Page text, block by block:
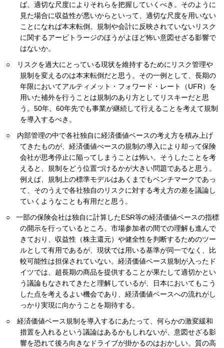
ば、適切な尺度によりそれらを把握していくべき。そのように
見た場合に収益性が悪いからといって、適切な尺度を用いない
ことになれば本末転倒。規制や会計に反映されていないリスク
に関するアービトラージのほうがよほど怖い意図せざる影響で
はないか。
リスクを過大にとっている現状を維持するためにリスク管理や
規制を変えるのは本末転倒だと思う。その一例として、長期の
年限においてアルティメット・フォワード・レート（UFR）を
用いた補外を行うことは規制のあり方としてリスキーだと思
う。50年、60年先でも事業が継続して行えることを考えて規制
を導入するべき。
内部管理の中で各社独自に経済価値ベースの考え方を積み上げ
てきたものが、経済価値べースの規制の導入により却って保険
会社が思考停止に陥ってしまうことは怖い。そうしたことを考
えると、規制をどう位置づけるかが大きい問題であると思う。
例えば、規制上の標準モデルはあくまでもベンチマークであっ
て、そのうえで各社独自のリスクに対する考え方の差を議論し
ていくようなことも有用だと思う。
一部の保険会社は独自に計算したESR等の経済価値ベースの指標
の開示を行っているところ、市場参加者の間での理解も進んで
きており、収益性（株主還元）や健全性を判断するためのツー
ルとして有用であるが、現状では用いる基準が同一でなく、比
較可能性は担保されていない。経済価値ベース規制が入ったド
イツでは、超長期の商品を提供することが果たして適切かとい
う議論もなされてきたと理解しているが、日本においてもこう
した点を考えるよい機会であり、経済価値ベースへの流れがし
っかり実現に向かうことを期待する。
経済価値ベース規制を導入するにあたって、何らかの激変緩和
措置を入れるという議論はあるかもしれないが、意図せざる影
響を恐れて後ろ向きなドライブが掛かるのはおかしい。質の高